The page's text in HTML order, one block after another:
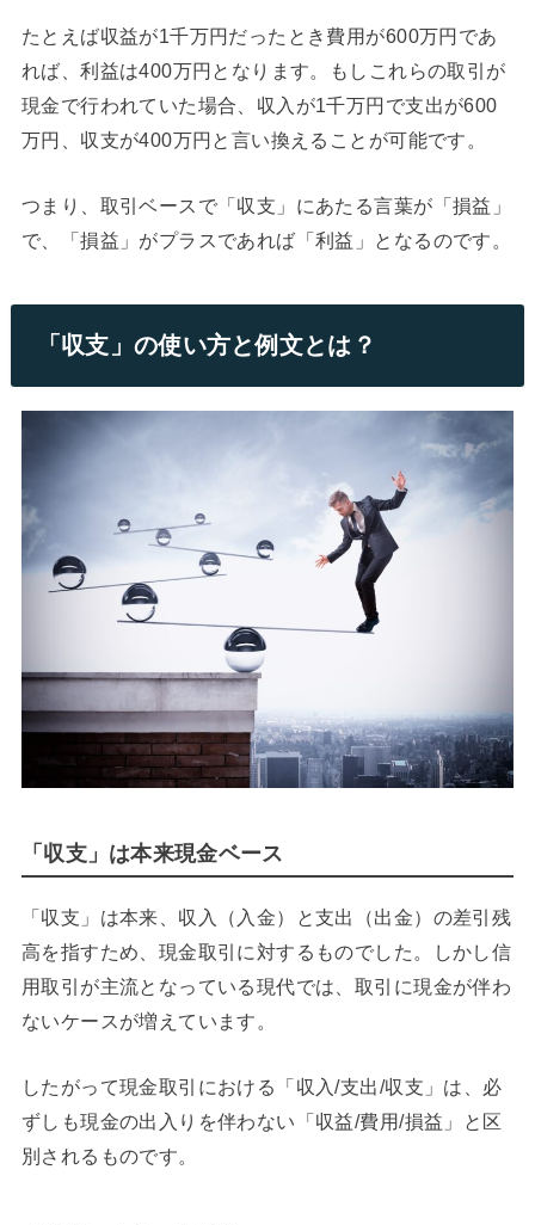
たとえば収益が1千万円だったとき費用が600万円であ
れば、利益は400万円となります。もしこれらの取引が
現金で行われていた場合、収入が1千万円で支出が600
万円、収支が400万円と言い換えることが可能です。
つまり、取引ベースで「収支」にあたる言葉が「損益」
で、「損益」がプラスであれば「利益」となるのです。
「収支」の使い方と例文とは？
「収支」は本来現金ベース
「収支」は本来、収入（入金）と支出（出金）の差引残
高を指すため、現金取引に対するものでした。しかし信
用取引が主流となっている現代では、取引に現金が伴わ
ないケースが増えています。
したがって現金取引における「収入/支出/収支」は、必
ずしも現金の出入りを伴わない「収益/費用/損益」と区
別されるものです。